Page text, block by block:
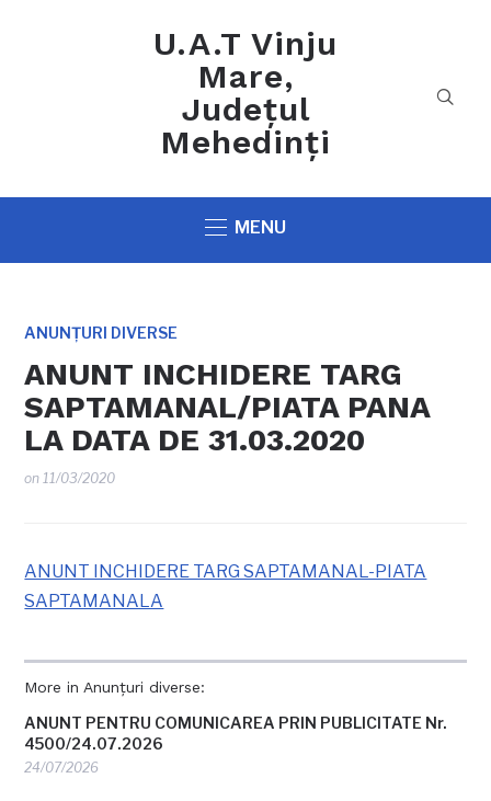
U.A.T Vinju
Mare,
Județul
Mehedinți
MENU
ANUNȚURI DIVERSE
ANUNT INCHIDERE TARG
SAPTAMANAL/PIATA PANA
LA DATA DE 31.03.2020
on11/03/2020
More in Anunțuri diverse:
ANUNT PENTRU COMUNICAREA PRIN PUBLICITATE Nr.
4500/24.07.2026
24/07/2026
ANUNT INCHIDERE TARG SAPTAMANAL-PIATA
SAPTAMANALA